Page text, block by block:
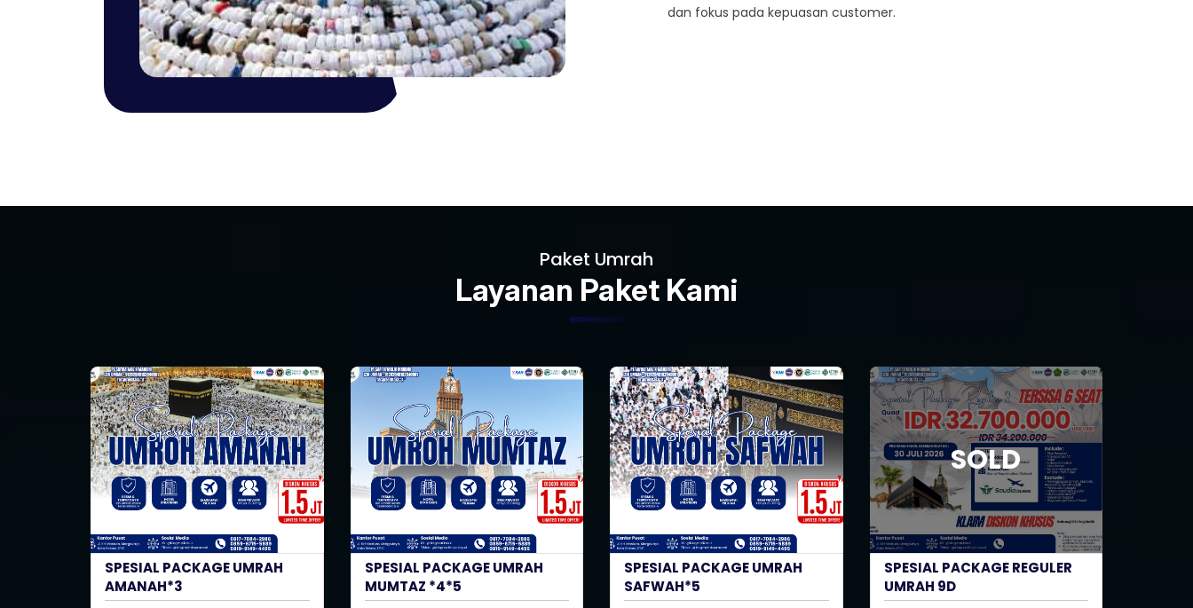
dan fokus pada kepuasan customer.
Paket Umrah
Layanan Paket Kami
SPESIAL PACKAGE UMRAH
AMANAH*3
SPESIAL PACKAGE UMRAH
MUMTAZ *4*5
SPESIAL PACKAGE UMRAH
SAFWAH*5
SPESIAL PACKAGE REGULER
UMRAH 9D